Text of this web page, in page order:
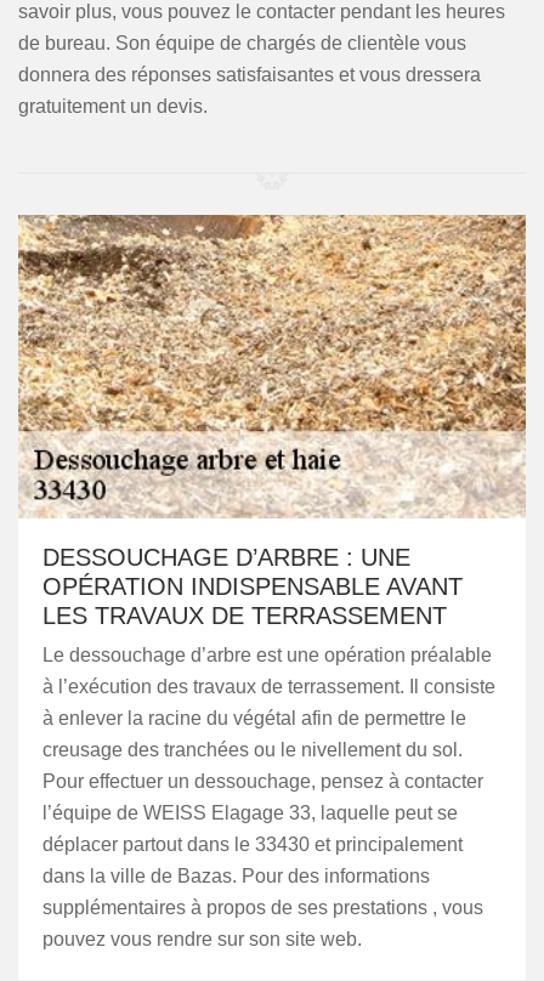
savoir plus, vous pouvez le contacter pendant les heures
de bureau. Son équipe de chargés de clientèle vous
donnera des réponses satisfaisantes et vous dressera
gratuitement un devis.
DESSOUCHAGE D’ARBRE : UNE
OPÉRATION INDISPENSABLE AVANT
LES TRAVAUX DE TERRASSEMENT
Le dessouchage d’arbre est une opération préalable
à l’exécution des travaux de terrassement. Il consiste
à enlever la racine du végétal afin de permettre le
creusage des tranchées ou le nivellement du sol.
Pour effectuer un dessouchage, pensez à contacter
l’équipe de WEISS Elagage 33, laquelle peut se
déplacer partout dans le 33430 et principalement
dans la ville de Bazas. Pour des informations
supplémentaires à propos de ses prestations , vous
pouvez vous rendre sur son site web.